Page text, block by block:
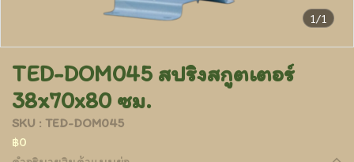
1/1
TED-DOM045 สปริงสกูตเตอร์
38x70x80 ซม.
SKU : TED-DOM045
฿0